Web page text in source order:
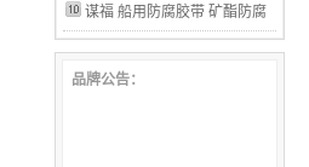
验净化记事本 A5 50页 螺旋
布清洁布多功能擦拭布除尘清
501 9*9英寸
谋福 船用防腐胶带 矿酯防腐
胶带 管道防腐油带 柔韧可塑
性好10米长 5cm*10m 1个
品牌公告：